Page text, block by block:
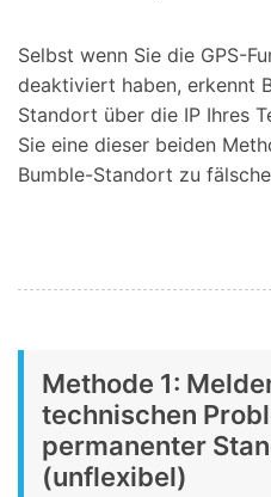
Selbst wenn Sie die GPS-
deaktiviert haben, erkennt
Standort über die IP Ihres
Sie eine dieser beiden
Bumble-Standort zu
Methode 1:
technischen
permanenter
(unflexibel)